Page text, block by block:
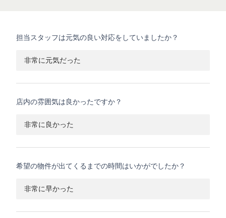
担当スタッフは元気の良い対応をしていましたか？
非常に元気だった
店内の雰囲気は良かったですか？
非常に良かった
希望の物件が出てくるまでの時間はいかがでしたか？
非常に早かった